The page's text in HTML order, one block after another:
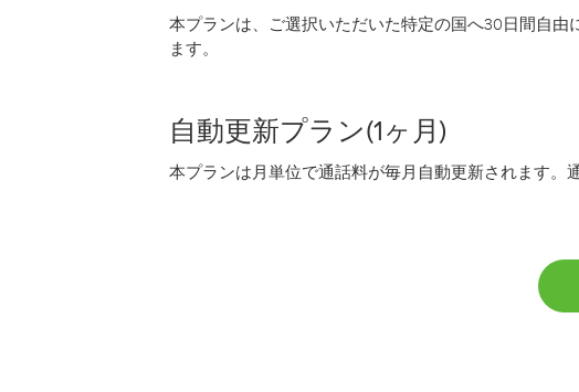
本プランは、ご選択いただいた特定の国へ30日間自
ます。
自動更新プラン(1ヶ月)
本プランは月単位で通話料が毎月自動更新されます。